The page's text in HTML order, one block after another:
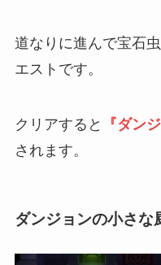
道なりに進んで宝石虫
エストです。
クリアすると
『ダン
されます。
ダンジョンの小さな